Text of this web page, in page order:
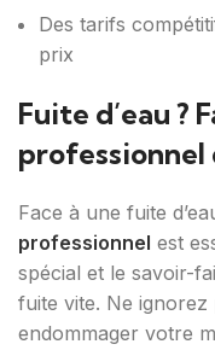
Des tarifs
prix
Fuite d’eau ?
professionnel
Face à une fuite
professionnel est
spécial et le savoir-
fuite vite. Ne
endommager votre